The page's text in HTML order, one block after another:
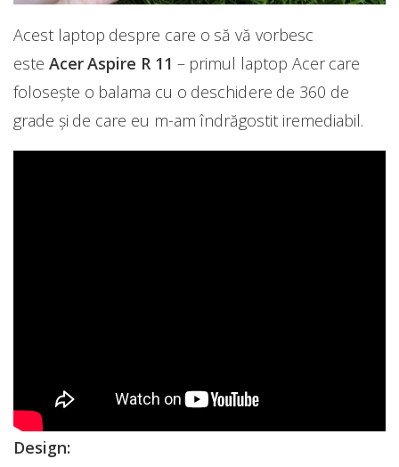
Acest laptop despre care o să vă vorbesc
este Acer Aspire R 11 – primul laptop Acer care
folosește o balama cu o deschidere de 360 de
grade și de care eu m-am îndrăgostit iremediabil.
Design: